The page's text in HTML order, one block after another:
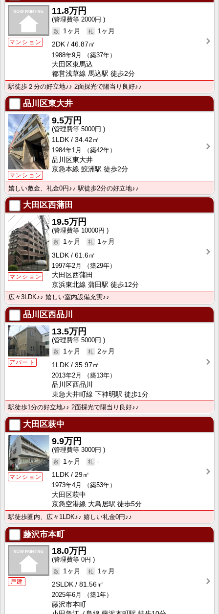
マンション
11.8万円
2000円
1ヶ月
1ヶ月
2DK
46.87㎡
1988年9月
（築37年）
大田区東馬込
都営浅草線 馬込駅 徒歩2分
駅徒歩２分の好立地♪♪ 2面採光で陽当り良好♪♪
品川区東大井
マンション
9.5万円
5000円
1LDK
34.42㎡
1984年1月
（築42年）
品川区東大井
京急本線 鮫洲駅 徒歩2分
嬉しい敷金、礼金0円♪♪ 駅徒歩2分の好立地♪♪
大田区西蒲田
マンション
19.5万円
10000円
1ヶ月
1ヶ月
3LDK
61.6㎡
1997年2月
（築29年）
大田区西蒲田
京浜東北線 蒲田駅 徒歩12分
広々3LDK♪♪ 嬉しい室内設備充実♪♪
品川区西品川
アパート
13.5万円
5000円
1ヶ月
2ヶ月
1LDK
35.97㎡
2013年2月
（築13年）
品川区西品川
東急大井町線 下神明駅 徒歩1分
駅徒歩1分の好立地♪♪ 2面採光で陽当り良好♪♪
大田区萩中
マンション
9.9万円
3000円
1ヶ月
-
1LDK
29㎡
1973年4月
（築53年）
大田区萩中
京急空港線 大鳥居駅 徒歩5分
駅徒歩圏内、広々1LDK♪♪ 嬉しい礼金0円♪♪
藤沢市本町
戸建
18.0万円
0円
1ヶ月
1ヶ月
2SLDK
81.56㎡
2025年6月
（築1年）
藤沢市本町